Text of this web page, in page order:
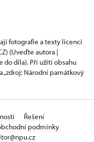
fotografie a texty licenci
(Uveďte autora |
do díla). Při užití obsahu
„zdroj: Národní památkový
Řešení
podmínky